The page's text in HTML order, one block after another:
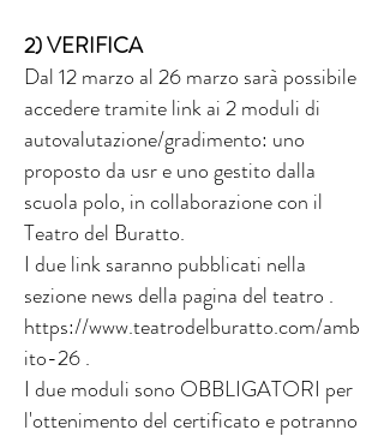
2) VERIFICA
Dal 12 marzo al 26 marzo sarà possibile
accedere tramite link ai 2 moduli di
autovalutazione/gradimento: uno
proposto da usr e uno gestito dalla
scuola polo, in collaborazione con il
Teatro del Buratto.
I due link saranno pubblicati nella
sezione news della pagina del teatro .
https://www.teatrodelburatto.com/amb
ito-26 .
I due moduli sono OBBLIGATORI per
l'ottenimento del certificato e potranno